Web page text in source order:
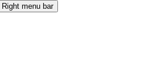
Right menu bar